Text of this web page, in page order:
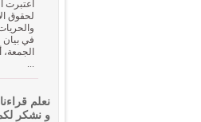
اعتبرت
لحقوق
في بيان
الجمعة،
...
نعلم
و نشكر